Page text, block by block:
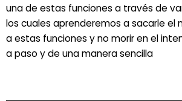
una de estas funciones a través de
los cuales aprenderemos a sacarle el
a estas funciones y no morir en el
a paso y de una manera sencilla